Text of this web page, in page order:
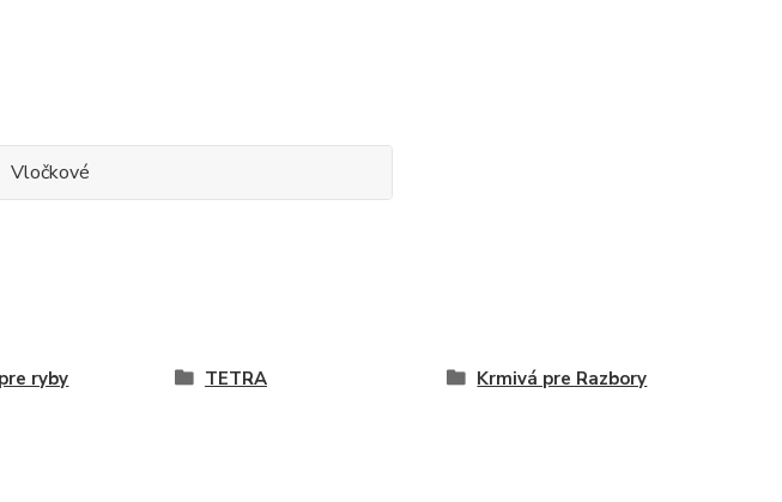
Vločkové
ryby TETRA
Krmivá pre Razbory